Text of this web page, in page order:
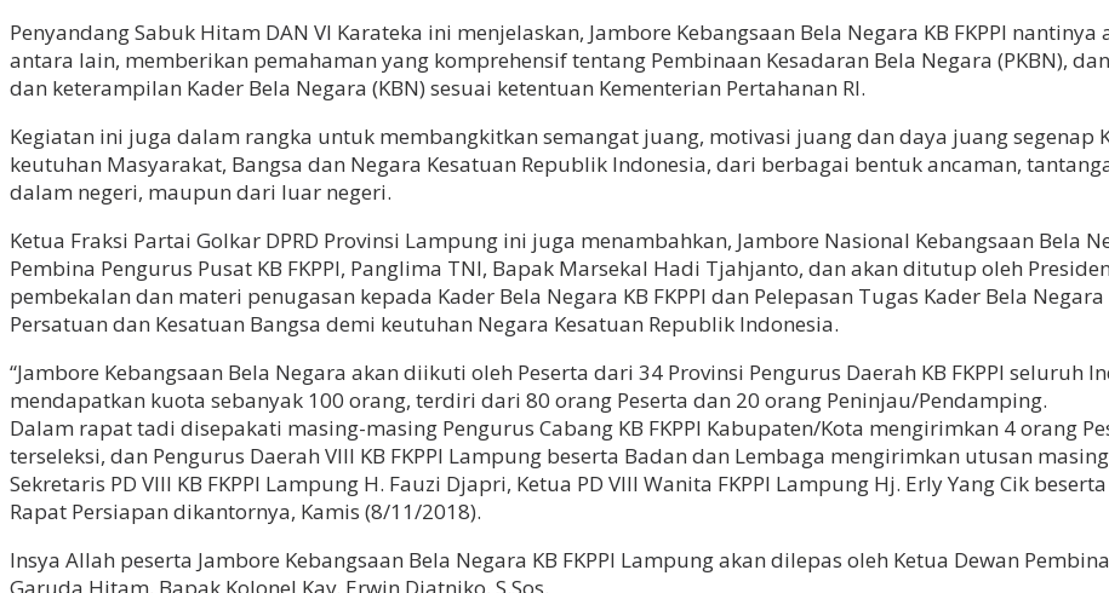
Penyandang Sabuk Hitam DAN VI Karateka ini menjelaskan, Jambore Kebangsaan Bela Negara KB FKPPI
antara lain, memberikan pemahaman yang komprehensif tentang Pembinaan Kesadaran Bela Negara (PKBN),
dan keterampilan Kader Bela Negara (KBN) sesuai ketentuan Kementerian Pertahanan RI.
Kegiatan ini juga dalam rangka untuk membangkitkan semangat juang, motivasi juang dan daya juang segenap
keutuhan Masyarakat, Bangsa dan Negara Kesatuan Republik Indonesia, dari berbagai bentuk ancaman,
dalam negeri, maupun dari luar negeri.
Ketua Fraksi Partai Golkar DPRD Provinsi Lampung ini juga menambahkan, Jambore Nasional Kebangsaan Bela
Pembina Pengurus Pusat KB FKPPI, Panglima TNI, Bapak Marsekal Hadi Tjahjanto, dan akan ditutup oleh
pembekalan dan materi penugasan kepada Kader Bela Negara KB FKPPI dan Pelepasan Tugas Kader Bela
Persatuan dan Kesatuan Bangsa demi keutuhan Negara Kesatuan Republik Indonesia.
“Jambore Kebangsaan Bela Negara akan diikuti oleh Peserta dari 34 Provinsi Pengurus Daerah KB FKPPI seluruh
mendapatkan kuota sebanyak 100 orang, terdiri dari 80 orang Peserta dan 20 orang Peninjau/Pendamping.
Dalam rapat tadi disepakati masing-masing Pengurus Cabang KB FKPPI Kabupaten/Kota mengirimkan 4 orang
terseleksi, dan Pengurus Daerah VIII KB FKPPI Lampung beserta Badan dan Lembaga mengirimkan utusan
Sekretaris PD VIII KB FKPPI Lampung H. Fauzi Djapri, Ketua PD VIII Wanita FKPPI Lampung Hj. Erly Yang Cik
Rapat Persiapan dikantornya, Kamis (8/11/2018).
Insya Allah peserta Jambore Kebangsaan Bela Negara KB FKPPI Lampung akan dilepas oleh Ketua Dewan